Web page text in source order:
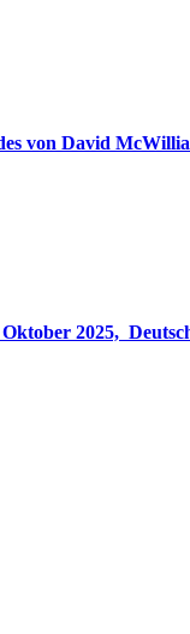
von David
Seitenzahl der Print-